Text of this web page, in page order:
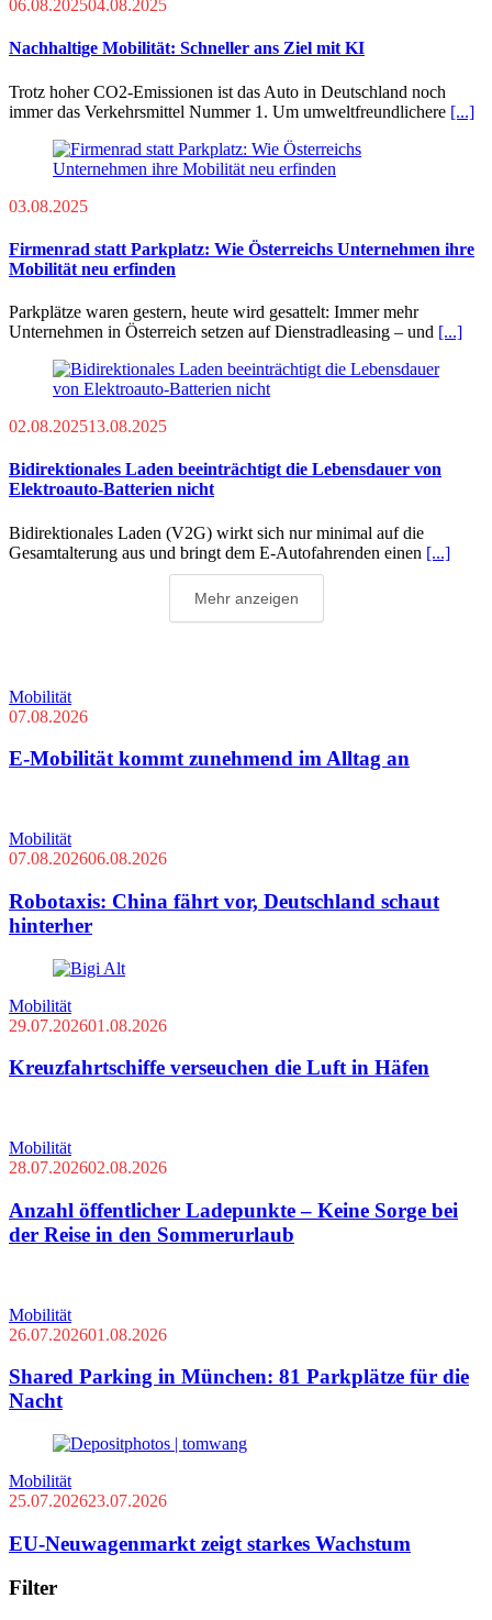
06.08.202504.08.2025
Nachhaltige Mobilität: Schneller ans Ziel mit KI
Trotz hoher CO2-Emissionen ist das Auto in Deutschland noch
immer das Verkehrsmittel Nummer 1. Um umweltfreundlichere [...]
03.08.2025
Firmenrad statt Parkplatz: Wie Österreichs Unternehmen ihre
Mobilität neu erfinden
Parkplätze waren gestern, heute wird gesattelt: Immer mehr
Unternehmen in Österreich setzen auf Dienstradleasing – und [...]
02.08.202513.08.2025
Bidirektionales Laden beeinträchtigt die Lebensdauer von
Elektroauto-Batterien nicht
Bidirektionales Laden (V2G) wirkt sich nur minimal auf die
Gesamtalterung aus und bringt dem E-Autofahrenden einen [...]
Mehr anzeigen
Mobilität
07.08.2026
E-Mobilität kommt zunehmend im Alltag an
Mobilität
07.08.202606.08.2026
Robotaxis: China fährt vor, Deutschland schaut
hinterher
Mobilität
29.07.202601.08.2026
Kreuzfahrtschiffe verseuchen die Luft in Häfen
Mobilität
28.07.202602.08.2026
Anzahl öffentlicher Ladepunkte – Keine Sorge bei
der Reise in den Sommerurlaub
Mobilität
26.07.202601.08.2026
Shared Parking in München: 81 Parkplätze für die
Nacht
Mobilität
25.07.202623.07.2026
EU-Neuwagenmarkt zeigt starkes Wachstum
Filter